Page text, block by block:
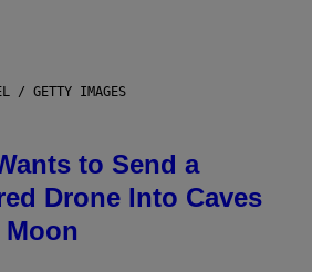
/ GETTY IMAGES
to Send a
Drone Into Caves